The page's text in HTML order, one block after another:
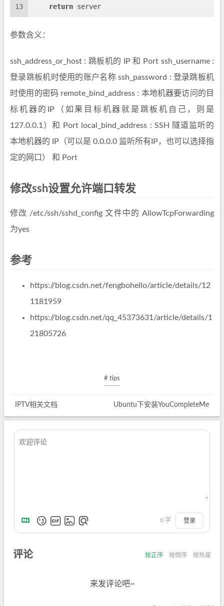
13
return server
参数含义：
ssh_address_or_host : 跳板机的 IP 和 Port ssh_username :
登录跳板机时使用的账户名称 ssh_password : 登录跳板机
时使用的密码 remote_bind_address : 本地机器要访问的目
标机器的IP（如果目标机器就是跳板机自己，则是
127.0.0.1）和 Port local_bind_address : SSH 隧道监听的
本地机器的 IP（可以是 0.0.0.0 监听所有IP，也可以选择指
定的网口） 和 Port
修改ssh设置允许端口转发
修改 /etc/ssh/sshd_config 文件中的 AllowTcpForwarding
为yes
参考
https://blog.csdn.net/fengbohello/article/details/12
1181959
https://blog.csdn.net/qq_45373631/article/details/1
21805726
# tips
IPTV相关文档 Ubuntu下安装YouCompleteMe
0 字 登录
评论 按正序 按倒序 按热度
来发评论吧~